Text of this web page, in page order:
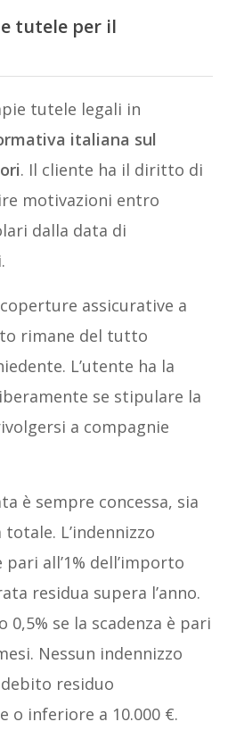
tutele per il
tutele legali in
italiana sul
. Il cliente ha il diritto di
motivazioni entro
dalla data di
assicurative a
rimane del tutto
L’utente ha la
se stipulare la
a compagnie
è sempre concessa, sia
L’indennizzo
all’1% dell’importo
residua supera l’anno.
0,5% se la scadenza è pari
Nessun indennizzo
residuo
o inferiore a 10.000 €.